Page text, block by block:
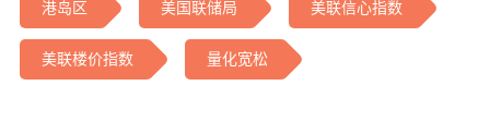
港岛区 美国联储局 美联信心指数
美联楼价指数 量化宽松